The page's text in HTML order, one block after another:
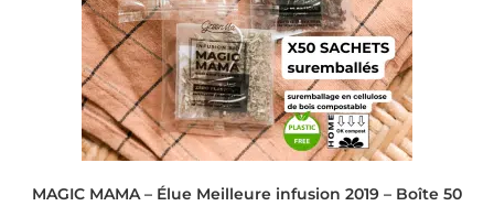
MAGIC MAMA – Élue Meilleure infusion 2019 – Boîte 50